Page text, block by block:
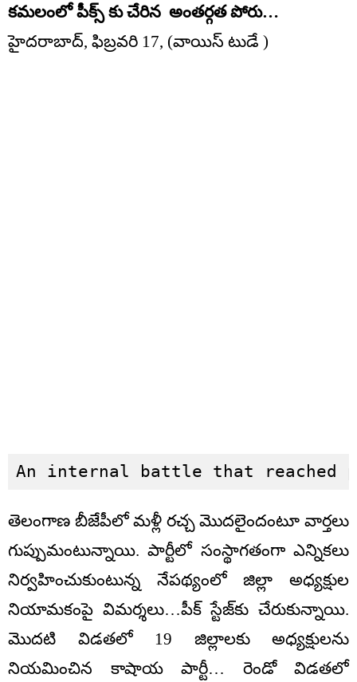
కమలంలో పీక్స్ కు చేరిన అంతర్గత పోరు…
హైదరాబాద్, ఫిబ్రవరి 17, (వాయిస్ టుడే )
An internal battle that reached
తెలంగాణ బీజేపీలో మళ్లీ రచ్చ మొదలైందంటూ వార్తలు
గుప్పుమంటున్నాయి. పార్టీలో సంస్థాగతంగా ఎన్నికలు
నిర్వహించుకుంటున్న నేపథ్యంలో జిల్లా అధ్యక్షుల
నియామకంపై విమర్శలు…పీక్ స్టేజ్‌కు చేరుకున్నాయి.
మొదటి విడతలో 19 జిల్లాలకు అధ్యక్షులను
నియమించిన కాషాయ పార్టీ… రెండో విడతలో